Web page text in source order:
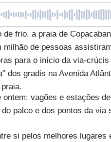
frio, a praia de
de pessoas
para o início da via-
dos gradis na Avenida
vagões e estações
palco e dos pontos da via
si pelos melhores lugares